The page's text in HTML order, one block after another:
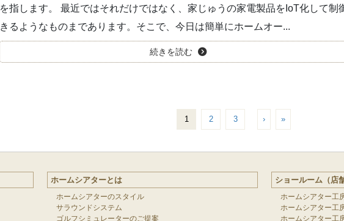
を指します。 最近ではそれだけではなく、家じゅうの家電製品をIoT化して制
きるようなものまであります。そこで、今日は簡単にホームオー...
続きを読む
1 2 3 › »
ホームシアターとは
ホームシアターのスタイル
サラウンドシステム
ゴルフシミュレーターのご提案
ショールーム（店
ホームシアター工
ホームシアター工
ホームシアター工